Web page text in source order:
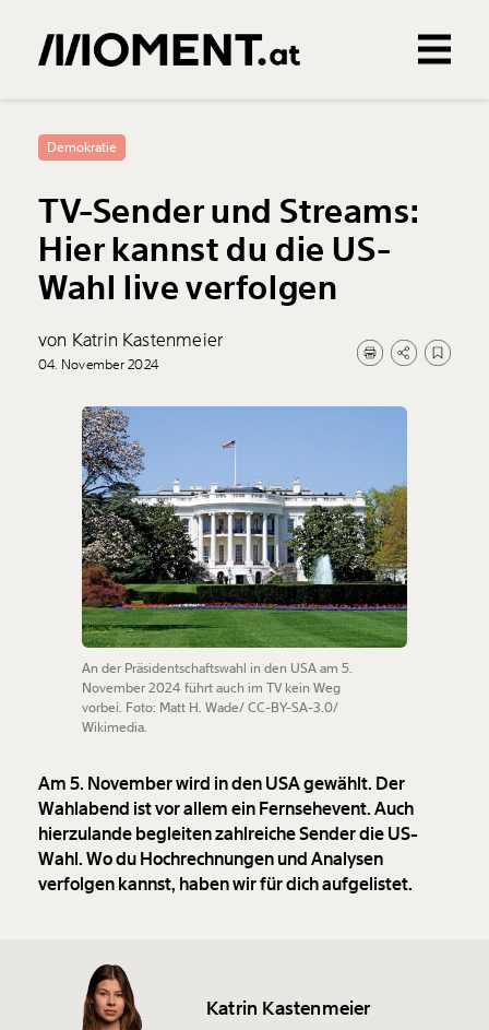
0Treffer
Demokratie
TV-Sender und Streams:
Hier kannst du die US-
Wahl live verfolgen
von Katrin Kastenmeier
04. November 2024
An der Präsidentschaftswahl in den USA am 5.
November 2024 führt auch im TV kein Weg
vorbei. Foto: Matt H. Wade/ CC-BY-SA-3.0/
Wikimedia.
Am 5. November wird in den USA gewählt. Der
Wahlabend ist vor allem ein Fernsehevent. Auch
hierzulande begleiten zahlreiche Sender die US-
Wahl. Wo du Hochrechnungen und Analysen
verfolgen kannst, haben wir für dich aufgelistet.
Katrin Kastenmeier